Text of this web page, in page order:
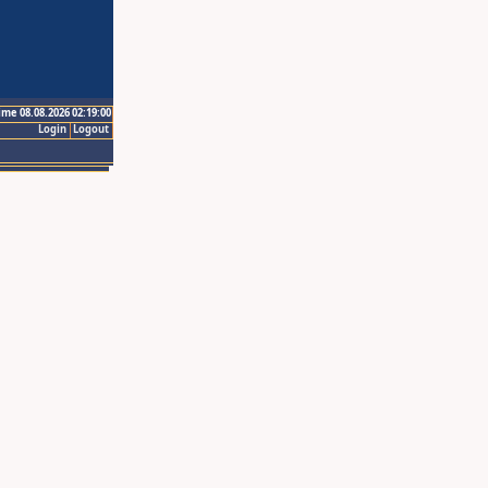
08.08.2026 02:19:00
Logout
Login